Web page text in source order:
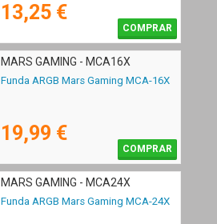
13,25 €
COMPRAR
MARS GAMING - MCA16X
Funda ARGB Mars Gaming MCA-16X
19,99 €
COMPRAR
MARS GAMING - MCA24X
Funda ARGB Mars Gaming MCA-24X